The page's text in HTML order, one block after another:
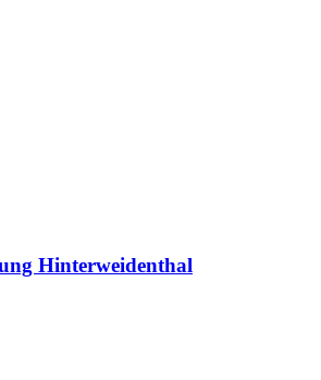
Hinterweidenthal